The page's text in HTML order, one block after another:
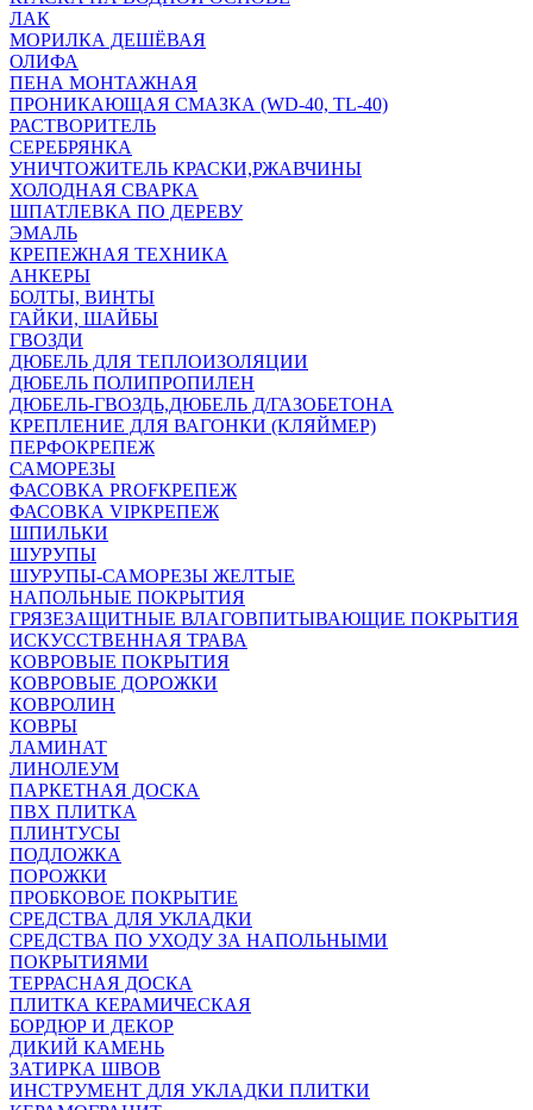
ЛАК
МОРИЛКА ДЕШЁВАЯ
ОЛИФА
ПЕНА МОНТАЖНАЯ
ПРОНИКАЮЩАЯ СМАЗКА (WD-40, TL-40)
РАСТВОРИТЕЛЬ
СЕРЕБРЯНКА
УНИЧТОЖИТЕЛЬ КРАСКИ,РЖАВЧИНЫ
ХОЛОДНАЯ СВАРКА
ШПАТЛЕВКА ПО ДЕРЕВУ
ЭМАЛЬ
КРЕПЕЖНАЯ ТЕХНИКА
АНКЕРЫ
БОЛТЫ, ВИНТЫ
ГАЙКИ, ШАЙБЫ
ГВОЗДИ
ДЮБЕЛЬ ДЛЯ ТЕПЛОИЗОЛЯЦИИ
ДЮБЕЛЬ ПОЛИПРОПИЛЕН
ДЮБЕЛЬ-ГВОЗДЬ,ДЮБЕЛЬ Д/ГАЗОБЕТОНА
КРЕПЛЕНИЕ ДЛЯ ВАГОНКИ (КЛЯЙМЕР)
ПЕРФОКРЕПЕЖ
САМОРЕЗЫ
ФАСОВКА PROFКРЕПЕЖ
ФАСОВКА VIPКРЕПЕЖ
ШПИЛЬКИ
ШУРУПЫ
ШУРУПЫ-САМОРЕЗЫ ЖЕЛТЫЕ
НАПОЛЬНЫЕ ПОКРЫТИЯ
ГРЯЗЕЗАЩИТНЫЕ ВЛАГОВПИТЫВАЮЩИЕ ПОКРЫТИЯ
ИСКУССТВЕННАЯ ТРАВА
КОВРОВЫЕ ПОКРЫТИЯ
КОВРОВЫЕ ДОРОЖКИ
КОВРОЛИН
КОВРЫ
ЛАМИНАТ
ЛИНОЛЕУМ
ПАРКЕТНАЯ ДОСКА
ПВХ ПЛИТКА
ПЛИНТУСЫ
ПОДЛОЖКА
ПОРОЖКИ
ПРОБКОВОЕ ПОКРЫТИЕ
СРЕДСТВА ДЛЯ УКЛАДКИ
СРЕДСТВА ПО УХОДУ ЗА НАПОЛЬНЫМИ
ПОКРЫТИЯМИ
ТЕРРАСНАЯ ДОСКА
ПЛИТКА КЕРАМИЧЕСКАЯ
БОРДЮР И ДЕКОР
ДИКИЙ КАМЕНЬ
ЗАТИРКА ШВОВ
ИНСТРУМЕНТ ДЛЯ УКЛАДКИ ПЛИТКИ